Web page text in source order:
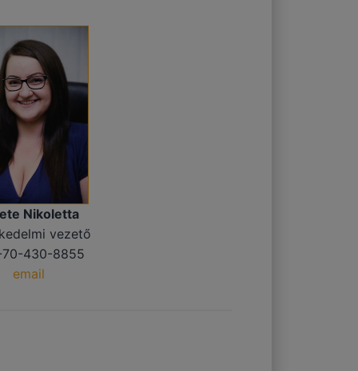
Nikoletta
vezető
430-8855
email